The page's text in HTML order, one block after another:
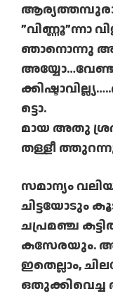
”വിണ്ണൂ”ന്നാ
ഞാനൊന്നു
ട്ടൊ.
മായ അതു
തള്ളീ
സമാന്യം
ചിട്ടയോടും
ചപ്രമഞ്ച
കസേരയും.
ഇതെല്ലാം,
ഒതുക്കിവെച്ച